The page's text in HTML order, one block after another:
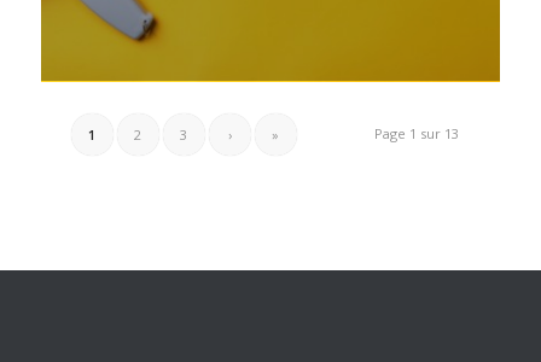
Page 1 sur 13
1 2 3 › »